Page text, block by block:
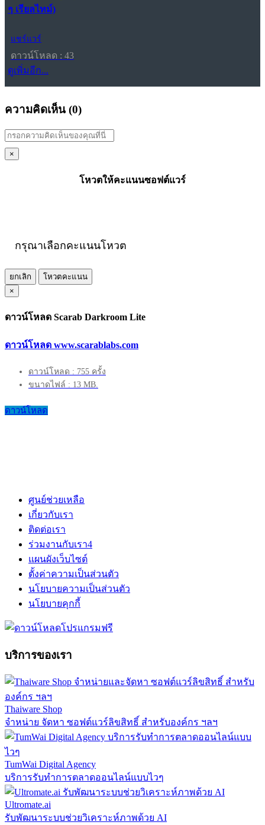
ๆ เรียลไทม์)
แชร์แวร์
ดาวน์โหลด : 43
ดูเพิ่มอีก...
ความคิดเห็น (0)
×
โหวตให้คะแนนซอฟต์แวร์
กรุณาเลือกคะแนนโหวต
ยกเลิก
โหวตคะแนน
×
ดาวน์โหลด Scarab Darkroom Lite
ดาวน์โหลด www.scarablabs.com
ดาวน์โหลด : 755 ครั้ง
ขนาดไฟล์ : 13 MB.
ดาวน์โหลด
ศูนย์ช่วยเหลือ
เกี่ยวกับเรา
ติดต่อเรา
ร่วมงานกับเรา4
แผนผังเว็บไซต์
ตั้งค่าความเป็นส่วนตัว
นโยบายความเป็นส่วนตัว
นโยบายคุกกี้
บริการของเรา
Thaiware Shop
จำหน่าย จัดหา ซอฟต์แวร์ลิขสิทธิ์ สำหรับองค์กร ฯลฯ
TumWai Digital Agency
บริการรับทำการตลาดออนไลน์แบบไวๆ
Ultromate.ai
รับพัฒนาระบบช่วยวิเคราะห์ภาพด้วย AI